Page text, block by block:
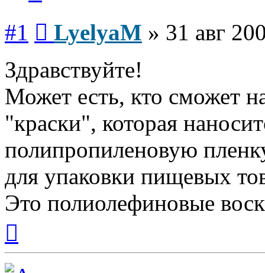
#1 LyelyaM » 31 авг
Здравствуйте!
Может есть, кто сможет
"краски", которая
полипропиленовую
для упаковки пищевых
Это полиолефиновые
началу